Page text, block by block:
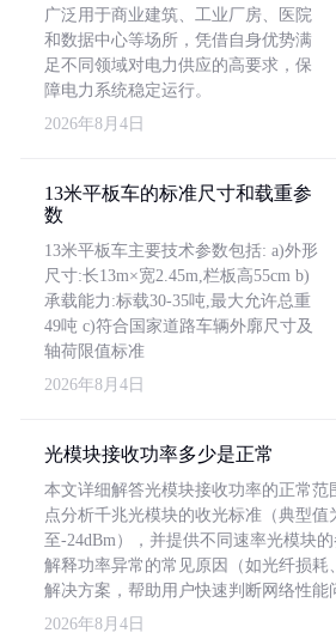
广泛用于商业建筑、工业厂房、医院
和数据中心等场所，凭借自身优势满
足不同领域对电力供应的高要求，保
障电力系统稳定运行。
2026年8月4日
13米平板车的标准尺寸和载重参
数
13米平板车主要技术参数包括: a)外形
尺寸:长13m×宽2.45m,栏板高55cm b)
承载能力:标载30-35吨,最大允许总重
49吨 c)符合国家道路车辆外廓尺寸及
轴荷限值标准
2026年8月4日
光模块接收功率多少是正常
本文详细解答光模块接收功率的正常范
点分析千兆光模块的收光标准（典型值
至-24dBm），并提供不同速率光模块
解释功率异常的常见原因（如光纤损耗
解决方案，帮助用户快速判断网络性能
2026年8月4日